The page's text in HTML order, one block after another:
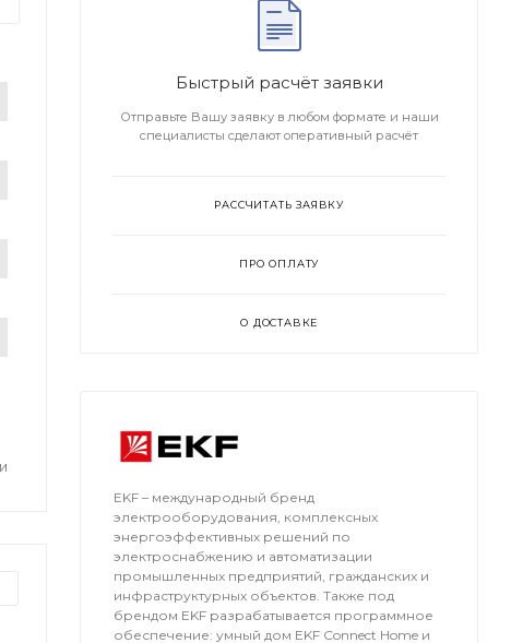
Быстрый расчёт заявки
Отправьте Вашу заявку в любом формате и наши
специалисты сделают оперативный расчёт
РАССЧИТАТЬ ЗАЯВКУ
ПРО ОПЛАТУ
О ДОСТАВКЕ
EKF – международный бренд
электрооборудования, комплексных
энергоэффективных решений по
электроснабжению и автоматизации
промышленных предприятий, гражданских и
инфраструктурных объектов. Также под
брендом EKF разрабатывается программное
обеспечение: умный дом EKF Connect Home и